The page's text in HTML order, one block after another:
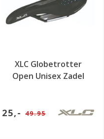
XLC Globetrotter
Open Unisex Zadel
25,- 49.95